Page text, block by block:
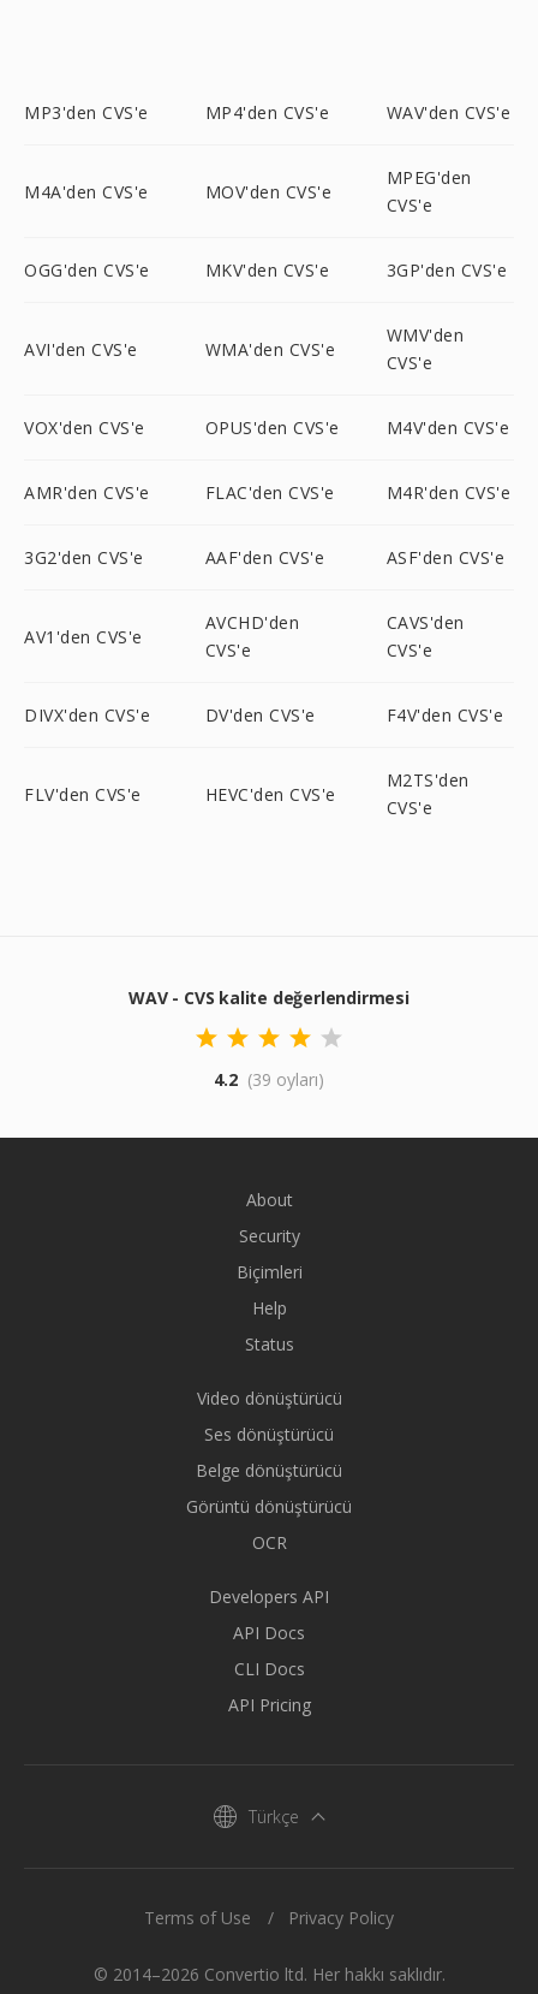
MP3'den CVS'e MP4'den CVS'e WAV'den CVS'e
M4A'den CVS'e MOV'den CVS'e
MPEG'den
CVS'e
OGG'den CVS'e MKV'den CVS'e 3GP'den CVS'e
AVI'den CVS'e WMA'den CVS'e
WMV'den
CVS'e
VOX'den CVS'e OPUS'den CVS'e M4V'den CVS'e
AMR'den CVS'e FLAC'den CVS'e M4R'den CVS'e
3G2'den CVS'e AAF'den CVS'e ASF'den CVS'e
AV1'den CVS'e
AVCHD'den
CVS'e
CAVS'den
CVS'e
DIVX'den CVS'e DV'den CVS'e F4V'den CVS'e
FLV'den CVS'e HEVC'den CVS'e
M2TS'den
CVS'e
WAV - CVS kalite değerlendirmesi
4.2 (39 oyları)
About
Security
Biçimleri
Help
Status
Video dönüştürücü
Ses dönüştürücü
Belge dönüştürücü
Görüntü dönüştürücü
OCR
Developers API
API Docs
CLI Docs
API Pricing
Türkçe
© 2014–2026 Convertio ltd. Her hakkı saklıdır.
Terms of Use Privacy Policy